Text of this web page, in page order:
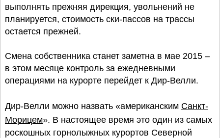
выполнять прежняя дирекция, увольнений не
планируется, стоимость ски-пассов на трассы
остается прежней.
Смена собственника станет заметна в мае 2015 –
в этом месяце контроль за ежедневными
операциями на курорте перейдет к Дир-Велли.
Дир-Велли можно назвать «американским Санкт-
Морицем». В настоящее время это один из самых
роскошных горнолыжных курортов Северной